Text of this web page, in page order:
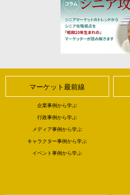
マーケット最前線
企業事例から学ぶ
行政事例から学ぶ
メディア事例から学ぶ
キャラクター事例から学ぶ
イベント事例から学ぶ